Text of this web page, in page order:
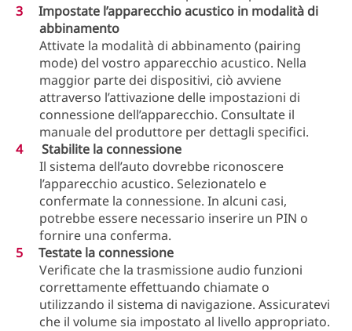
Impostate l’apparecchio acustico in modalità di
abbinamento
Attivate la modalità di abbinamento (pairing
mode) del vostro apparecchio acustico. Nella
maggior parte dei dispositivi, ciò avviene
attraverso l’attivazione delle impostazioni di
connessione dell’apparecchio. Consultate il
manuale del produttore per dettagli specifici.
Stabilite la connessione
Il sistema dell’auto dovrebbe riconoscere
l’apparecchio acustico. Selezionatelo e
confermate la connessione. In alcuni casi,
potrebbe essere necessario inserire un PIN o
fornire una conferma.
Testate la connessione
Verificate che la trasmissione audio funzioni
correttamente effettuando chiamate o
utilizzando il sistema di navigazione. Assicuratevi
che il volume sia impostato al livello appropriato.